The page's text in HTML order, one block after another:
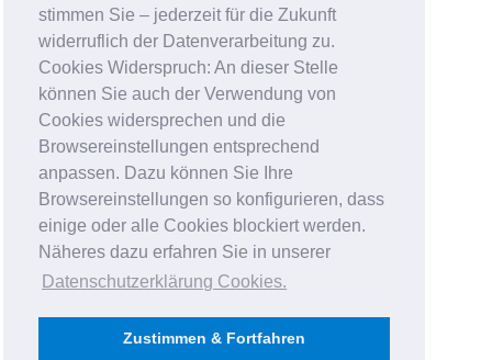
stimmen Sie – jederzeit für die Zukunft
widerruflich der Datenverarbeitung zu.
Cookies Widerspruch: An dieser Stelle
können Sie auch der Verwendung von
Cookies widersprechen und die
Browsereinstellungen entsprechend
anpassen. Dazu können Sie Ihre
Browsereinstellungen so konfigurieren, dass
einige oder alle Cookies blockiert werden.
Näheres dazu erfahren Sie in unserer
Datenschutzerklärung Cookies.
Zustimmen & Fortfahren